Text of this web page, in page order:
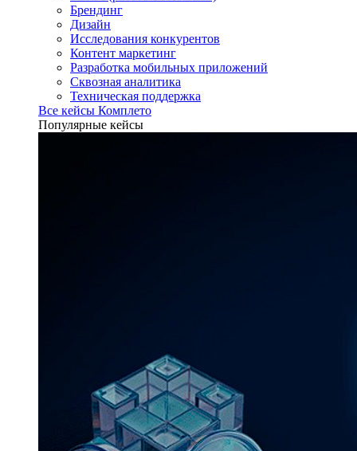
Брендинг
Дизайн
Исследования конкурентов
Контент маркетинг
Разработка мобильных приложений
Сквозная аналитика
Техническая поддержка
Все кейсы Комплето
Популярные кейсы